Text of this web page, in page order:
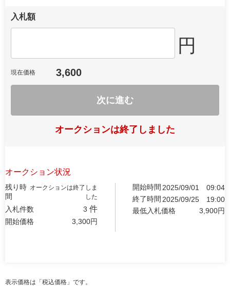
入札額
円
現在価格 3,600
次に進む
オークションは終了しました
オークション状況
残り時
間
オークションは終了しま
した
入札件数 3 件
開始価格 3,300円
開始時間 2025/09/01
09:04
終了時間 2025/09/25
19:00
最低入札価格
3,900円
表示価格は「税込価格」です。